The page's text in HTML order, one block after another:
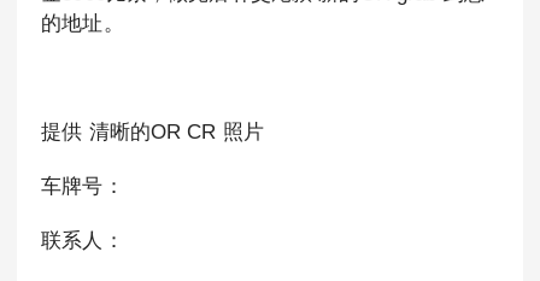
的地址。
提供 清晰的OR CR 照片
车牌号：
联系人：